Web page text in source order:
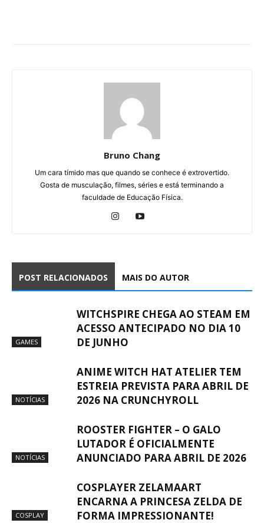
Bruno Chang
Um cara tímido mas que quando se conhece é extrovertido.
Gosta de musculação, filmes, séries e está terminando a
faculdade de Educação Física.
POST RELACIONADOS MAIS DO AUTOR
GAMES
WITCHSPIRE CHEGA AO STEAM EM
ACESSO ANTECIPADO NO DIA 10
DE JUNHO
NOTÍCIAS
ANIME WITCH HAT ATELIER TEM
ESTREIA PREVISTA PARA ABRIL DE
2026 NA CRUNCHYROLL
NOTÍCIAS
ROOSTER FIGHTER – O GALO
LUTADOR É OFICIALMENTE
ANUNCIADO PARA ABRIL DE 2026
COSPLAY
COSPLAYER ZELAMAART
ENCARNA A PRINCESA ZELDA DE
FORMA IMPRESSIONANTE!